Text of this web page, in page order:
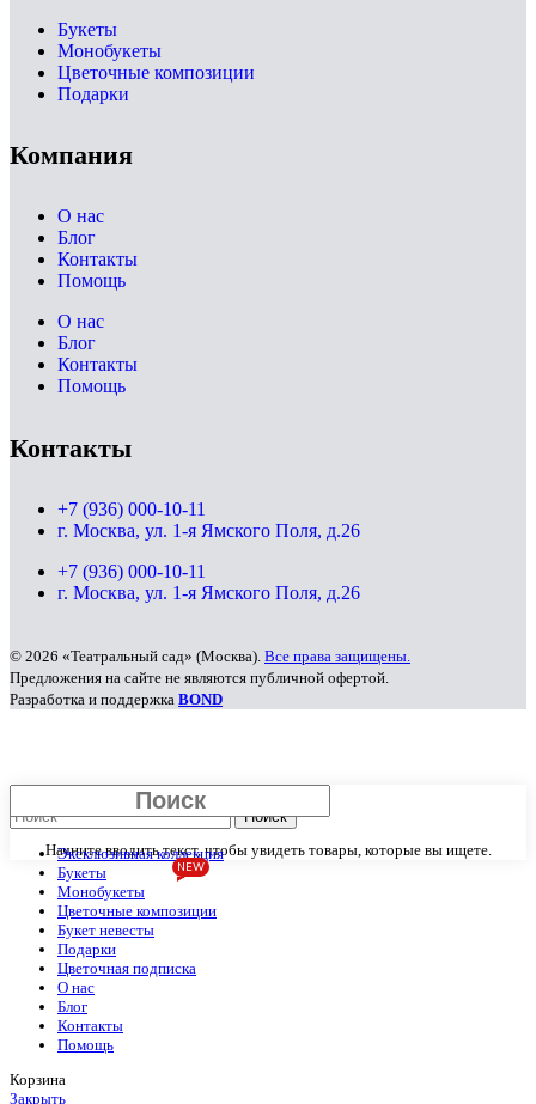
Букеты
Монобукеты
Цветочные композиции
Подарки
Компания
О нас
Блог
Контакты
Помощь
О нас
Блог
Контакты
Помощь
Контакты
+7 (936) 000-10-11
г. Москва, ул. 1-я Ямского Поля, д.26
+7 (936) 000-10-11
г. Москва, ул. 1-я Ямского Поля, д.26
© 2026 «Театральный сад» (Москва). Все права защищены.
Предложения на сайте не являются публичной офертой.
Разработка и поддержка BOND
Начните вводить текст, чтобы увидеть товары, которые вы ищете.
Поиск
Эксклюзивная коллекция
Букеты
Монобукеты
Цветочные композиции
Букет невесты
Подарки
Цветочная подписка
NEW
О нас
Блог
Контакты
Помощь
Корзина
Закрыть